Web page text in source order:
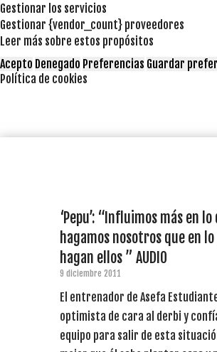
Gestionar los servicios
Gestionar {vendor_count} proveedores
Leer más sobre estos propósitos
Acepto Denegado Preferencias Guardar
Política de cookies
‘Pepu’: “Influimos más en lo
hagamos nosotros que en
hagan ellos ” AUDIO
9 diciembre 2011
El entrenador de Asefa
optimista de cara al derbi y
equipo para salir de esta